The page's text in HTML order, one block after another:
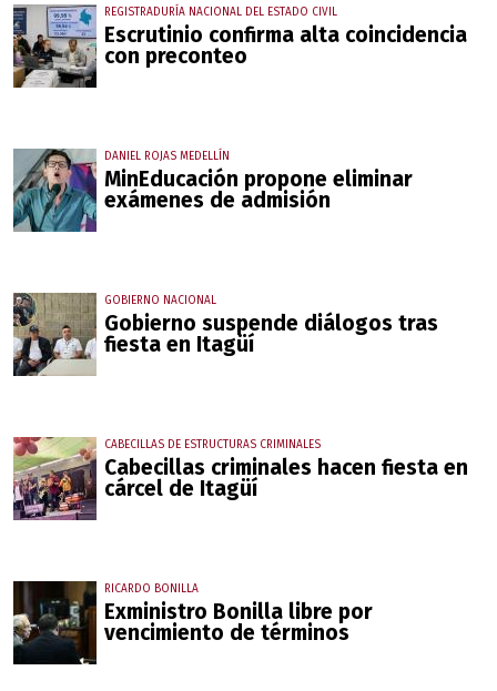
REGISTRADURÍA NACIONAL DEL ESTADO CIVIL
Escrutinio confirma alta coincidencia
con preconteo
DANIEL ROJAS MEDELLÍN
MinEducación propone eliminar
exámenes de admisión
GOBIERNO NACIONAL
Gobierno suspende diálogos tras
fiesta en Itagüí
CABECILLAS DE ESTRUCTURAS CRIMINALES
Cabecillas criminales hacen fiesta en
cárcel de Itagüí
RICARDO BONILLA
Exministro Bonilla libre por
vencimiento de términos